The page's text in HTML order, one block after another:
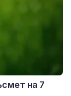
на 7